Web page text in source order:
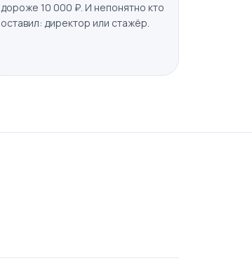
дороже 10 000 ₽. И непонятно кто
оставил: директор или стажёр.